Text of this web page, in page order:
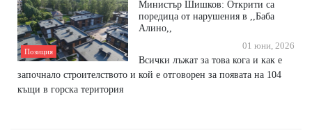
Позиция
Министър Шишков: Открити са
поредица от нарушения в ,,Баба
Алино,,
01 юни, 2026
Всички лъжат за това кога и как е
започнало строителството и кой е отговорен за появата на 104
къщи в горска територия